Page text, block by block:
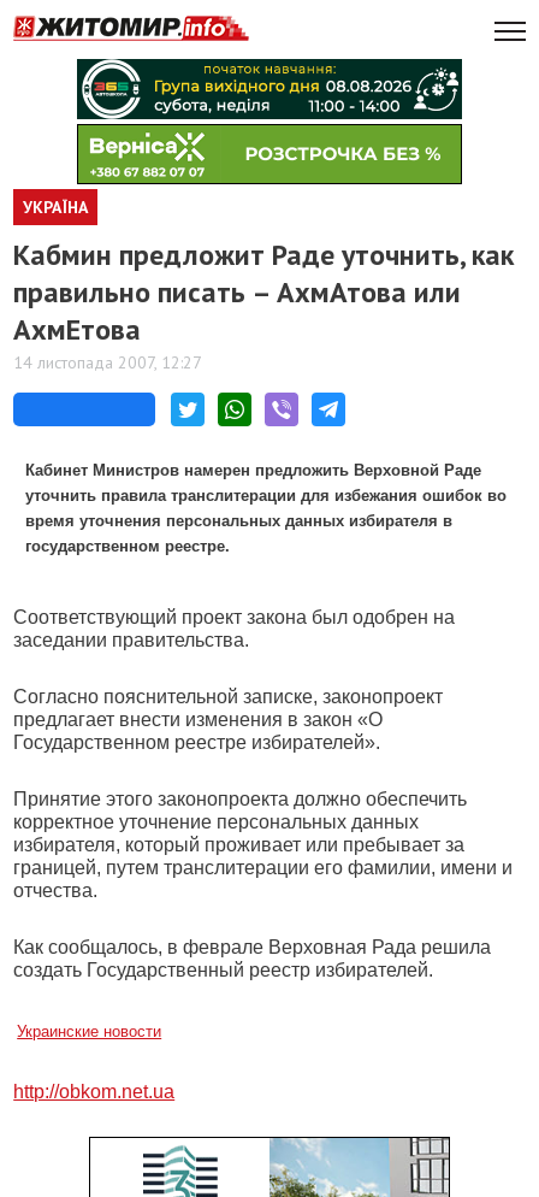
УКРАЇНА
Кабмин предложит Раде уточнить, как
правильно писать – АхмАтова или
АхмЕтова
14 листопада 2007, 12:27
Кабинет Министров намерен предложить Верховной Раде
уточнить правила транслитерации для избежания ошибок во
время уточнения персональных данных избирателя в
государственном реестре.
Соответствующий проект закона был одобрен на
заседании правительства.
Согласно пояснительной записке, законопроект
предлагает внести изменения в закон «О
Государственном реестре избирателей».
Принятие этого законопроекта должно обеспечить
корректное уточнение персональных данных
избирателя, который проживает или пребывает за
границей, путем транслитерации его фамилии, имени и
отчества.
Как сообщалось, в феврале Верховная Рада решила
создать Государственный реестр избирателей.
Украинские новости
http://obkom.net.ua